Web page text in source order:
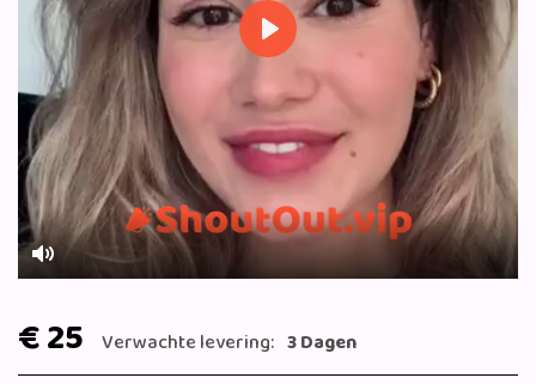
Mute
Play
€ 25 Verwachte levering: 3 Dagen